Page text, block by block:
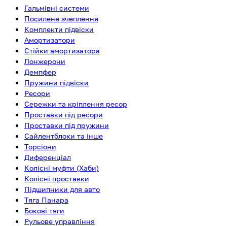
Гальмівні системи
Посилене зчеплення
Комплекти підвіски
Амортизатори
Стійки амортизатора
Лонжерони
Демпфер
Пружини підвіски
Ресори
Сережки та кріплення ресор
Проставки під ресори
Проставки під пружини
Сайлентблоки та інше
Торсіони
Диференціал
Колісні муфти (Хаби)
Колісні проставки
Підшипники для авто
Тяга Панара
Бокові тяги
Рульове управління